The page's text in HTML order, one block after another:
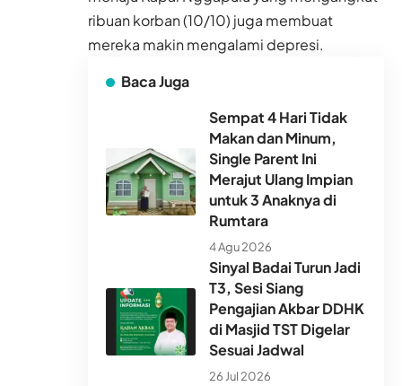
ribuan korban (10/10) juga membuat
mereka makin mengalami depresi.
Baca Juga
Sempat 4 Hari Tidak
Makan dan Minum,
Single Parent Ini
Merajut Ulang Impian
untuk 3 Anaknya di
Rumtara
4 Agu 2026
Sinyal Badai Turun Jadi
T3, Sesi Siang
Pengajian Akbar DDHK
di Masjid TST Digelar
Sesuai Jadwal
26 Jul 2026